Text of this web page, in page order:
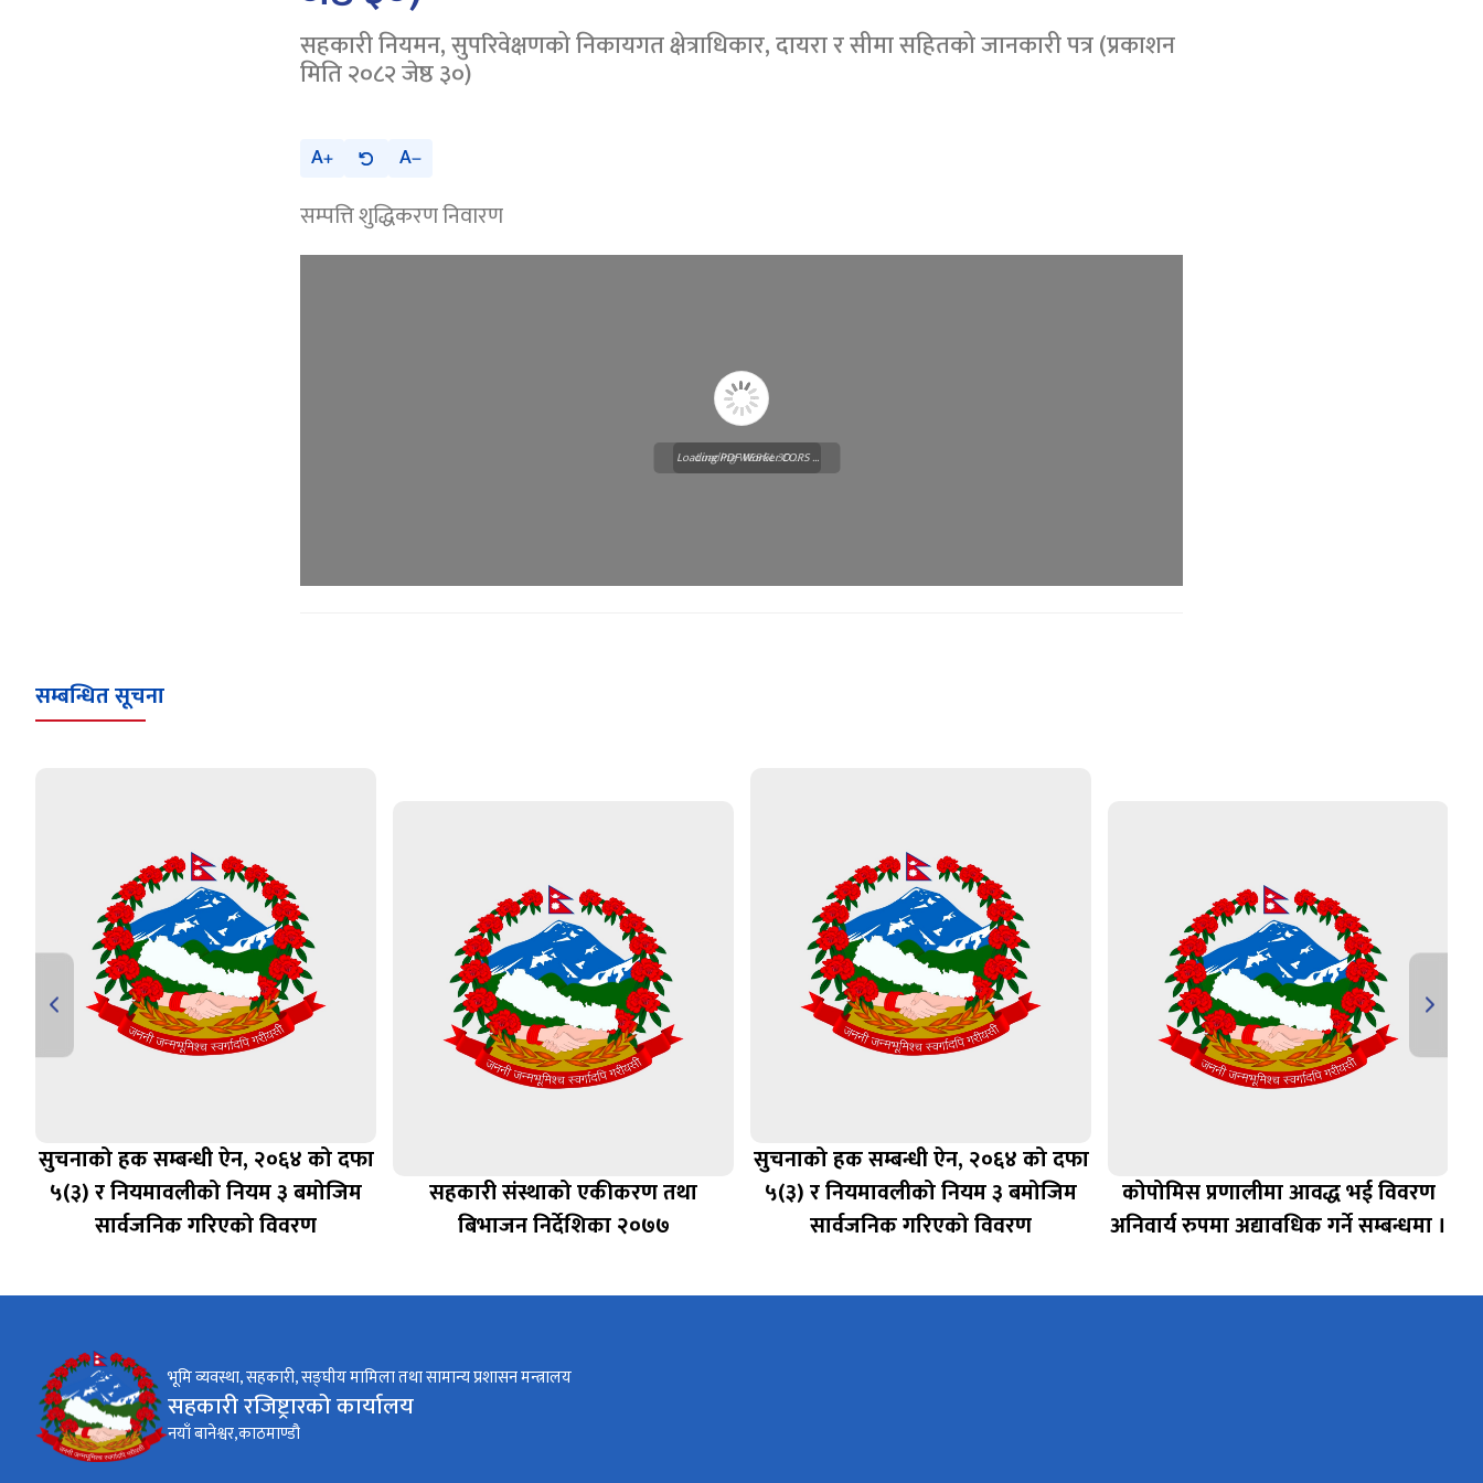
सहकारी नियमन, सुपरिवेक्षणको निकायगत क्षेत्राधिकार, दायरा र सीमा सहितको जानकारी पत्र (प्रकाशन
मिति २०८२ जेष्ठ ३०)
A A
सम्पत्ति शुद्धिकरण निवारण
Loading WEBGL 3D ...
Loading PDF Worker CORS ...
सम्बन्धित सूचना
सुचनाको हक सम्बन्धी ऐन, २०६४ को दफा
५(३) र नियमावलीको नियम ३ बमोजिम
सार्वजनिक गरिएको विवरण
सहकारी संस्थाको एकीकरण तथा
बिभाजन निर्देशिका २०७७
सुचनाको हक सम्बन्धी ऐन, २०६४ को दफा
५(३) र नियमावलीको नियम ३ बमोजिम
सार्वजनिक गरिएको विवरण
कोपोमिस प्रणालीमा आवद्ध भई विवरण
अनिवार्य रुपमा अद्यावधिक गर्ने सम्बन्धमा ।
भूमि व्यवस्था, सहकारी, सङ्घीय मामिला तथा सामान्य प्रशासन मन्त्रालय
सहकारी रजिष्ट्रारको कार्यालय
नयाँ बानेश्वर,काठमाण्डौ